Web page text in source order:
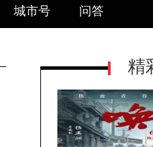
城市号 问答
精